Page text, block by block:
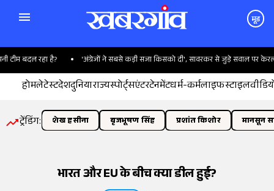
मूड
रहा है? 'अंग्रेजों ने सबसे कड़ी सजा किसको दी', सावरकर से जुड़े सवाल पर केरल में हंगामा
होमलेटेस्टदेशदुनियाराज्यस्पोर्ट्सएंटरटेनमेंटधर्म-कर्मलाइफस्टाइल
ट्रेंडिंग: शेख हसीना बृजभूषण सिंह प्रशांत किशोर मानसून
भारत और EU के बीच क्या डील हुई?